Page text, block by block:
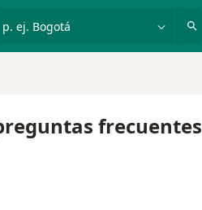
p. ej. Bogotá
frecuentes